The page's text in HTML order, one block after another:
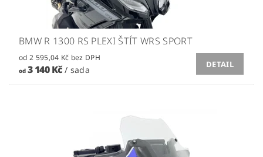
BMW R 1300 RS PLEXI ŠTÍT WRS SPORT
od 2 595,04 Kč bez DPH
od3 140 Kč/ sada
DETAIL